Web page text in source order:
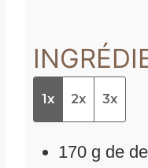
1x 2x 3x
170 g de